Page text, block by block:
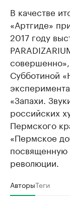
Крупные
Найдите и
В качестве
«Артгиде»
2017 году
Субботиной
«Запахи.
российских
Пермского
«Пермское
посвященную
революции.
АвторыТеги